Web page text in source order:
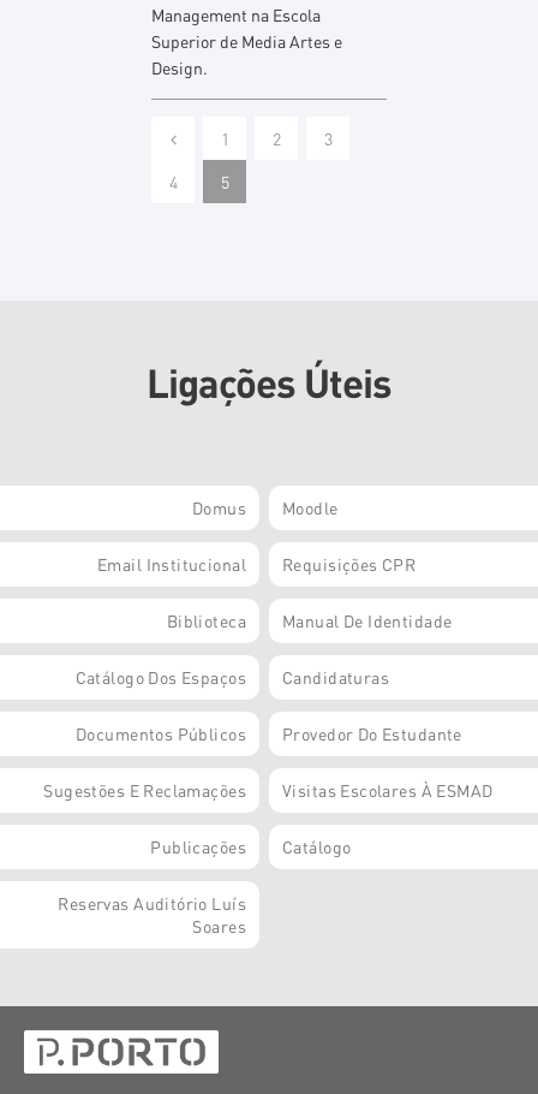
Management na Escola
Superior de Media Artes e
Design.
1 2
3
4
5
Ligações Úteis
Domus Moodle
Email Institucional Requisições CPR
Biblioteca Manual De Identidade
Catálogo Dos Espaços Candidaturas
Documentos Públicos Provedor Do Estudante
Sugestões E Reclamações Visitas Escolares À ESMAD
Publicações Catálogo
Reservas Auditório Luís
Soares